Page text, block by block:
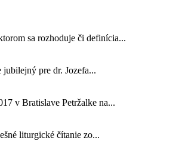
sa rozhoduje či definícia...
jubilejný pre dr. Jozefa...
v Bratislave Petržalke na...
liturgické čítanie zo...